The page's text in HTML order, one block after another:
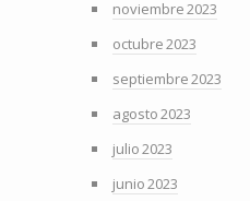
noviembre 2023
octubre 2023
septiembre 2023
agosto 2023
julio 2023
junio 2023